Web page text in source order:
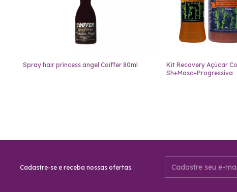
Spray hair princess angel Coiffer 80ml
Kit Recovery Açúcar
Sh+Masc+Progressiva
Cadastre-se e receba nossas ofertas.